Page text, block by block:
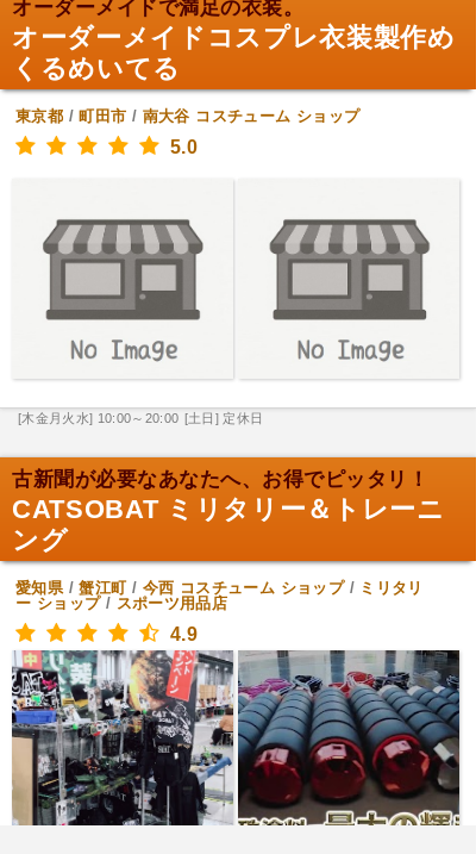
オーダーメイドで満足の衣装。
オーダーメイドコスプレ衣装製作め
くるめいてる
東京都 /町田市 / 南大谷 コスチューム ショップ
5.0
[木金月火水] 10:00～20:00 [土日] 定休日
古新聞が必要なあなたへ、お得でピッタリ！
CATSOBAT ミリタリー＆トレーニ
ング
愛知県/蟹江町/ 今西 コスチューム ショップ/ ミリタリ
ー ショップ/ スポーツ用品店
4.9